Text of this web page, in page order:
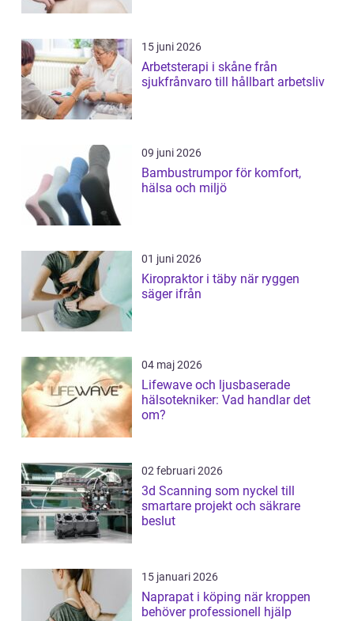
15 juni 2026
Arbetsterapi i skåne från
sjukfrånvaro till hållbart arbetsliv
09 juni 2026
Bambustrumpor för komfort,
hälsa och miljö
01 juni 2026
Kiropraktor i täby när ryggen
säger ifrån
04 maj 2026
Lifewave och ljusbaserade
hälsotekniker: Vad handlar det
om?
02 februari 2026
3d Scanning som nyckel till
smartare projekt och säkrare
beslut
15 januari 2026
Naprapat i köping när kroppen
behöver professionell hjälp